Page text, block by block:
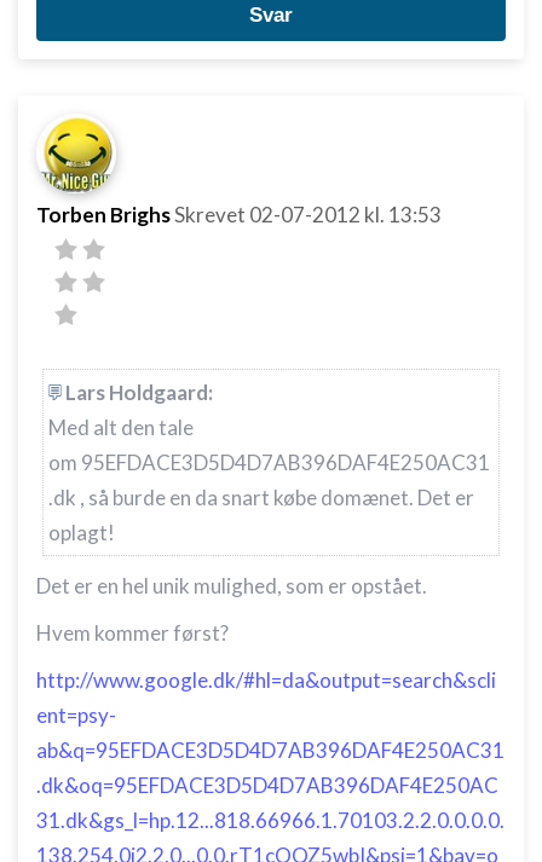
Svar
Torben BrighsSkrevet 02-07-2012 kl. 13:53
Lars Holdgaard:
Med alt den tale
om 95EFDACE3D5D4D7AB396DAF4E250AC31
.dk , så burde en da snart købe domænet. Det er
oplagt!
Det er en hel unik mulighed, som er opstået.
Hvem kommer først?
http://www.google.dk/#hl=da&output=search&scli
ent=psy-
ab&q=95EFDACE3D5D4D7AB396DAF4E250AC31
.dk&oq=95EFDACE3D5D4D7AB396DAF4E250AC
31.dk&gs_l=hp.12...818.66966.1.70103.2.2.0.0.0.0.
138.254.0j2.2.0...0.0.rT1cOQZ5wbI&psj=1&bav=o